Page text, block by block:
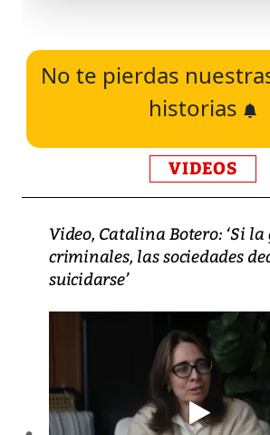
No te pierdas
historias
VIDEOS
Video, Catalina Botero: ‘Si
criminales, las sociedades
suicidarse’